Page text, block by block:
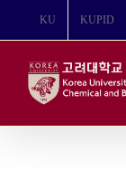
뛰
KU KUPID